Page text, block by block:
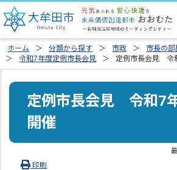
ホーム 分類から探す 市政 市長の部
令和7年度定例市長会見
定例市長会見 令
定例市長会見 令和7
開催
印刷